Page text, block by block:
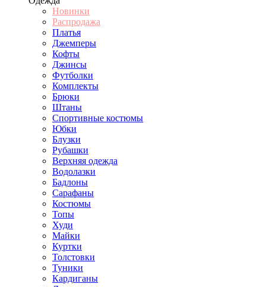
Новинки
Распродажа
Платья
Джемперы
Кофты
Джинсы
Футболки
Комплекты
Брюки
Штаны
Спортивные костюмы
Юбки
Блузки
Рубашки
Верхняя одежда
Водолазки
Бадлоны
Сарафаны
Костюмы
Топы
Худи
Майки
Куртки
Толстовки
Туники
Кардиганы